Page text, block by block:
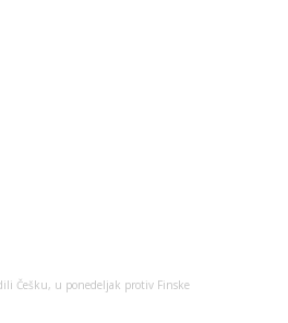
Češku, u ponedeljak protiv Finske